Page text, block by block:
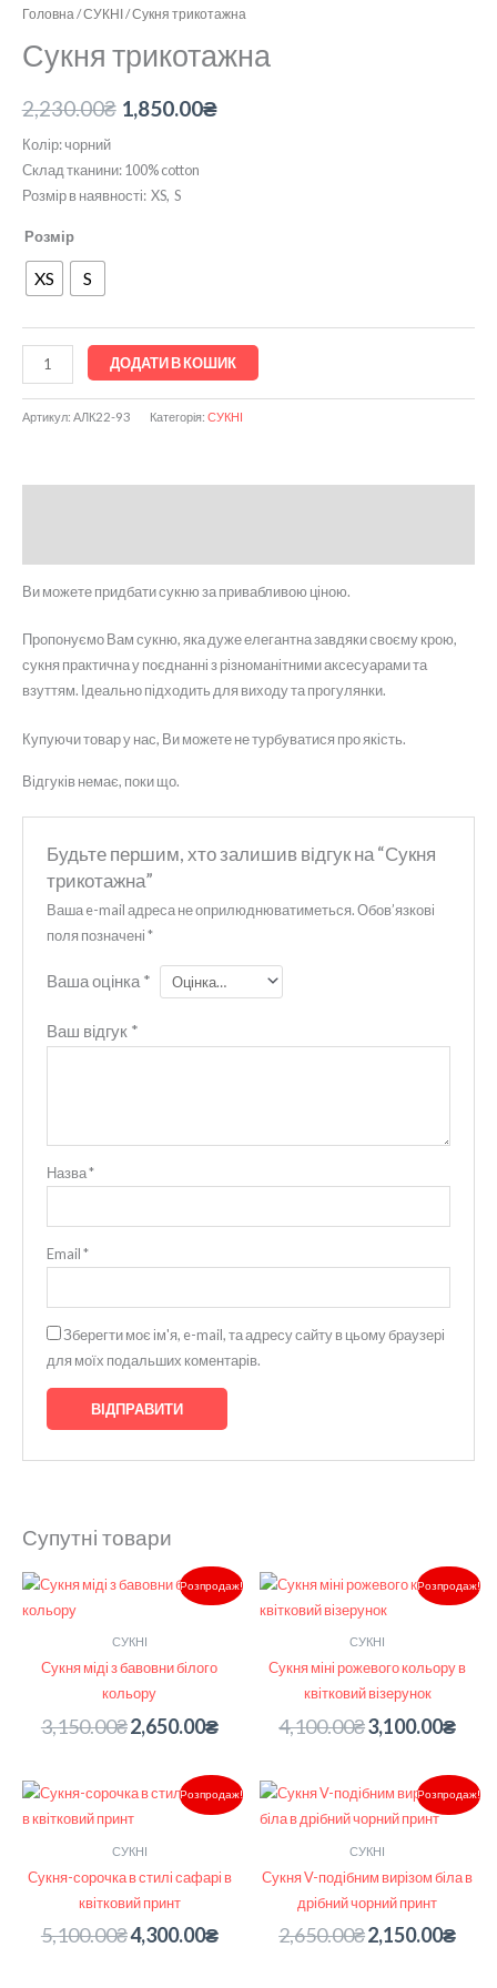
Головна /СУКНІ/ Сукня трикотажна
Сукня трикотажна
2,230.00₴ 1,850.00₴
Колір: чорний
Склад тканини: 100% cotton
Розмір в наявності: XS, S
Розмір
XS S
ДОДАТИ В КОШИК
Артикул: АЛК22-93 Категорія: СУКНІ
Ви можете придбати сукню за привабливою ціною.
Пропонуємо Вам сукню, яка дуже елегантна завдяки своєму крою,
сукня практична у поєднанні з різноманітними аксесуарами та
взуттям. Ідеально підходить для виходу та прогулянки.
Купуючи товар у нас, Ви можете не турбуватися про якість.
Відгуків немає, поки що.
Будьте першим, хто залишив відгук на “Сукня
трикотажна”
Ваша e-mail адреса не оприлюднюватиметься.Обов’язкові
поля позначені*
Ваша оцінка *
Ваш відгук *
Назва*
Email*
Зберегти моє ім'я, e-mail, та адресу сайту в цьому браузері
для моїх подальших коментарів.
Супутні товари
Розпродаж!
СУКНІ
Сукня міді з бавовни білого
кольору
3,150.00₴
Оригінальна
ціна:
2,650.00₴
Поточна
ціна:
2,650.00₴.
Розпродаж!
СУКНІ
Сукня міні рожевого кольору в
квітковий візерунок
4,100.00₴
Оригінальна
ціна:
4,100.00₴.
3,100.00₴
ціна:
Розпродаж!
СУКНІ
Сукня-сорочка в стилі сафарі в
квітковий принт
5,100.00₴
Оригінальна
ціна:
5,100.00₴.
4,300.00₴
Поточна
ціна:
4,300.00₴.
Розпродаж!
СУКНІ
Сукня V-подібним вирізом біла в
дрібний чорний принт
2,650.00₴
Оригінальна
ціна:
2,650.00₴.
2,150.00₴
ціна: